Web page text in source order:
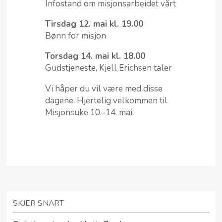
Infostand om misjonsarbeidet vårt
Tirsdag 12. mai kl. 19.00
Bønn for misjon
Torsdag 14. mai kl. 18.00
Gudstjeneste, Kjell Erichsen taler
Vi håper du vil være med disse
dagene. Hjertelig velkommen til
Misjonsuke 10.–14. mai.
SKJER SNART